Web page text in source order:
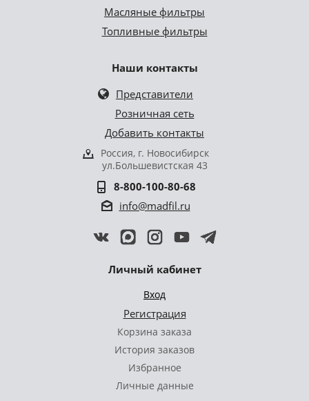
Масляные фильтры
Топливные фильтры
Наши контакты
Представители
Розничная сеть
Добавить контакты
Россия, г. Новосибирск
ул.Большевистская 43
8-800-100-80-68
info@madfil.ru
Личный кабинет
Вход
Регистрация
Корзина заказа
История заказов
Избранное
Личные данные